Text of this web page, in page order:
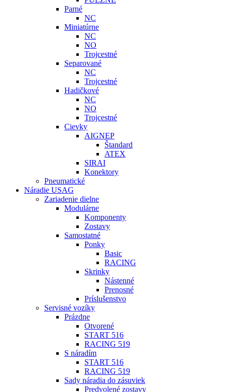
Parné
NC
Miniatúrne
NC
NO
Trojcestné
Separované
NC
Trojcestné
Hadičkové
NC
NO
Trojcestné
Cievky
AIGNEP
Štandard
ATEX
SIRAI
Konektory
Pneumatické
Náradie USAG
Zariadenie dielne
Modulárne
Komponenty
Zostavy
Samostatné
Ponky
Basic
RACING
Skrinky
Nástenné
Prenosné
Príslušenstvo
Servisné vozíky
Prázdne
Otvorené
START 516
RACING 519
S náradím
START 516
RACING 519
Sady náradia do zásuviek
Predvolené zostavy